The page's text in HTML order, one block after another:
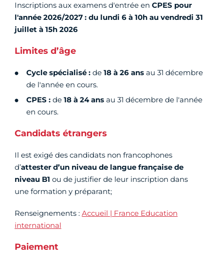
Inscriptions aux examens d'entrée en CPES pour
l'année 2026/2027 : du lundi 6 à 10h au vendredi 31
juillet à 15h 2026
Limites d’âge
Cycle spécialisé : de 18 à 26 ans au 31 décembre
de l'année en cours.
CPES : de 18 à 24 ans au 31 décembre de l'année
en cours.
Candidats étrangers
Il est exigé des candidats non francophones
d’attester d’un niveau de langue française de
niveau B1 ou de justifier de leur inscription dans
une formation y préparant;
Renseignements : Accueil | France Education
international
Paiement